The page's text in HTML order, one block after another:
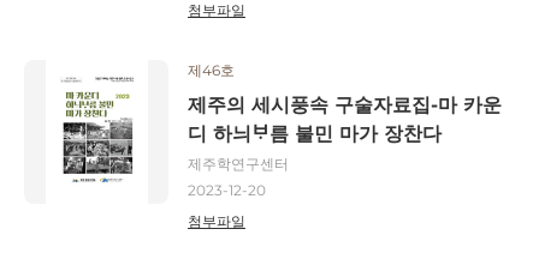
첨부파일
제46호
제주의 세시풍속 구술자료집-마 카운
디 하늬ᄇᆞ름 불민 마가 장찬다
제주학연구센터
2023-12-20
첨부파일